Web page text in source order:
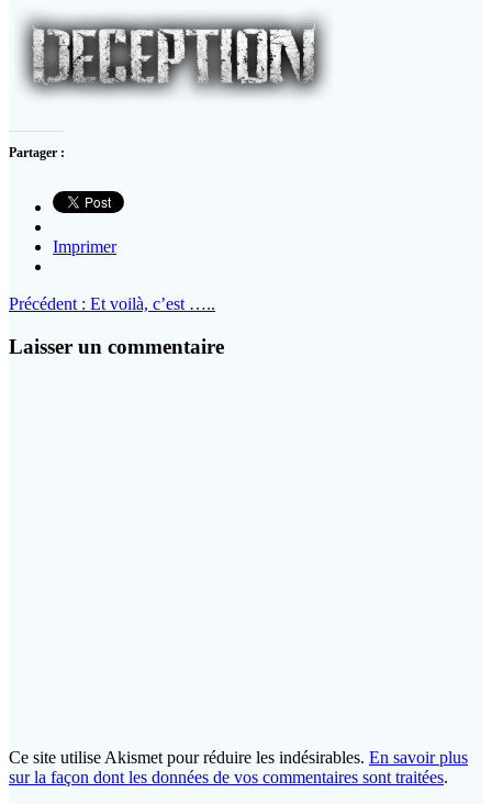
Partager :
Imprimer
Navigation
de
Précédent : Article
:
Et voilà, c’est …..
Laisser un commentaire
Ce site utilise Akismet pour réduire les indésirables. En savoir plus
sur la façon dont les données de vos commentaires sont traitées.